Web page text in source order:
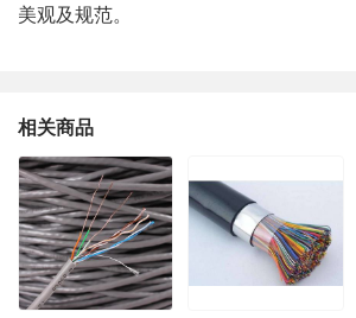
美观及规范。
相关商品